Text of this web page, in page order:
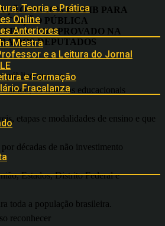
Teoria e Prática
Online
Anteriores
Mestra
e a Leitura do Jornal
e Formação
Fracalanza
DE 10% DO PIB PARA
PÚBLICA
PROJETO APROVADO NA
DOS DEPUTADOS
público que, no
os sistemas educacionais
etapas e modalidades de ensino e que
décadas de não investimento
Estados, Distrito Federal e
toda a população brasileira.
reconhecer